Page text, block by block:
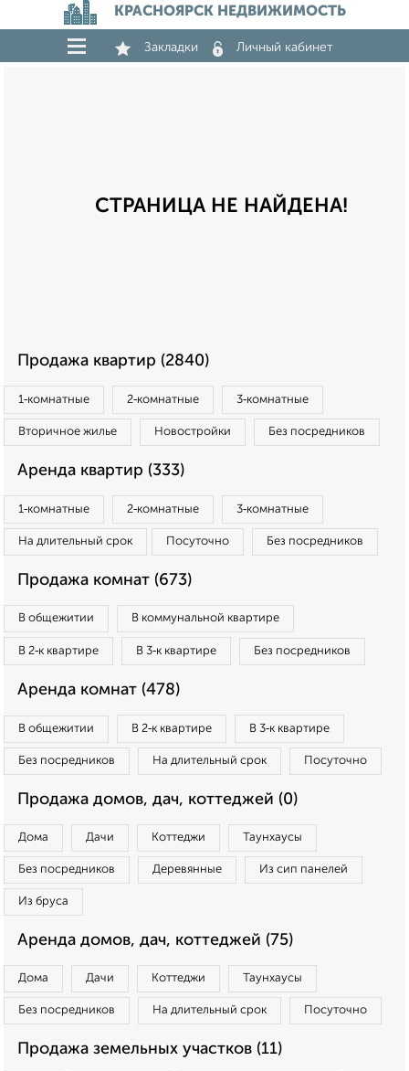
КРАСНОЯРСК НЕДВИЖИМОСТЬ
Закладки Личный кабинет
СТРАНИЦА НЕ НАЙДЕНА!
Продажа квартир (2840)
1‑комнатные 2‑комнатные 3‑комнатные
Вторичное жилье Новостройки Без посредников
Аренда квартир (333)
1‑комнатные 2‑комнатные 3‑комнатные
На длительный срок Посуточно Без посредников
Продажа комнат (673)
В общежитии В коммунальной квартире
В 2‑к квартире В 3‑к квартире Без посредников
Аренда комнат (478)
В общежитии В 2‑к квартире В 3‑к квартире
Без посредников На длительный срок Посуточно
Продажа домов, дач, коттеджей (0)
Дома Дачи Коттеджи Таунхаусы
Без посредников Деревянные Из сип панелей
Из бруса
Аренда домов, дач, коттеджей (75)
Дома Дачи Коттеджи Таунхаусы
Без посредников На длительный срок Посуточно
Продажа земельных участков (11)